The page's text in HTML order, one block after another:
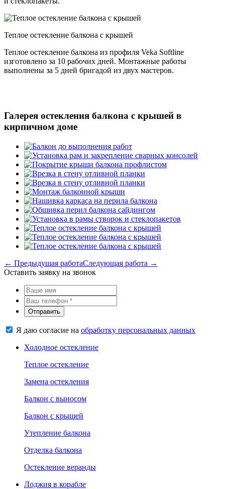
Теплое остекление балкона с крышей
Теплое остекление балкона из профиля Veka Softline
изготовлено за 10 рабочих дней. Монтажные работы
выполнены за 5 дней бригадой из двух мастеров.
Галерея остекления балкона с крышей в
кирпичном доме
← Предыдущая работаСледующая работа →
Оставить заявку на звонок
Отправить
Я даю согласие на обработку персональных данных
Холодное остекление
Теплое остекление
Замена остекления
Балкон с выносом
Балкон с крышей
Утепление балкона
Отделка балкона
Остекление веранды
Лоджия в корабле